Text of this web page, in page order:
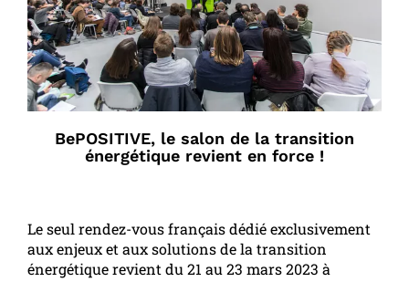
BePOSITIVE, le salon de la transition
énergétique revient en force !
Le seul rendez-vous français dédié exclusivement
aux enjeux et aux solutions de la transition
énergétique revient du 21 au 23 mars 2023 à